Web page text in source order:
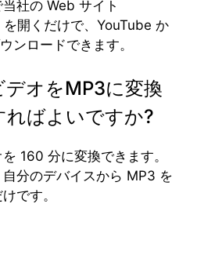
社の Web サイト
開くだけで、YouTube か
ンロードできます。
オをMP3に変換
ばよいですか?
160 分に変換できます。
分のデバイスから MP3 を
です。